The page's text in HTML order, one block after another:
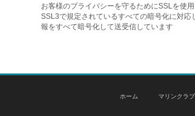
お客様のプライバシーを守るためにSSLを使
SSL3で規定されているすべての暗号化に対
報をすべて暗号化して送受信しています
ホーム マリンクラブ